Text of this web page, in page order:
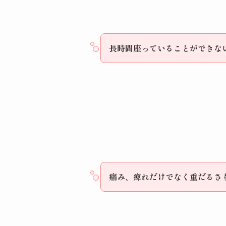
長時間座っていることができな
痛み、痺れだけでなく重だるさ